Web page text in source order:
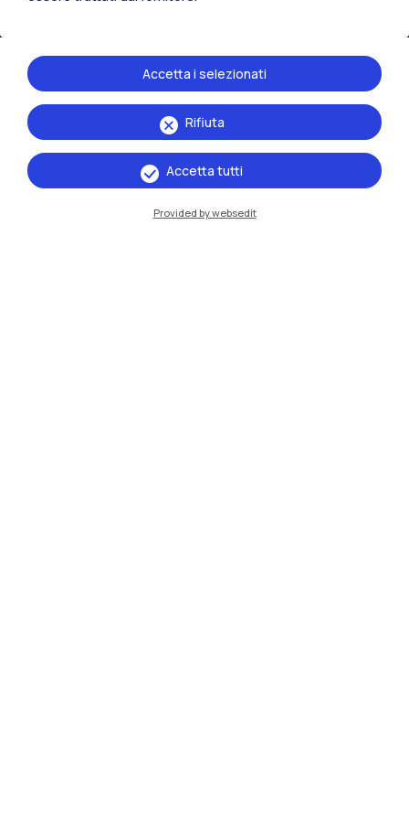
IT EN
Sedi
Milano Leonardo
Rifiuta
Accetta i selezionati
Accetta tutti
Provided by websedit